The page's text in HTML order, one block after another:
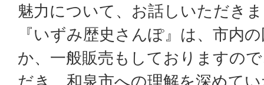
魅力について、お話しいただき
『いずみ歴史さんぽ』は、市内
か、一般販売もしておりますの
だき、和泉市への理解を深めて